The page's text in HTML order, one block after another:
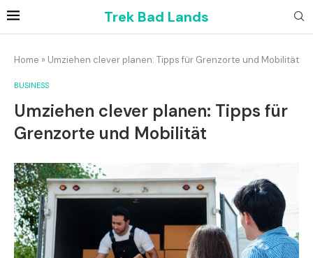
Trek Bad Lands
Home » Umziehen clever planen: Tipps für Grenzorte und Mobilität
BUSINESS
Umziehen clever planen: Tipps für
Grenzorte und Mobilität